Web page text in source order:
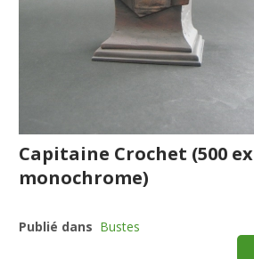
Capitaine Crochet (500 ex
monochrome)
Publié dans Bustes